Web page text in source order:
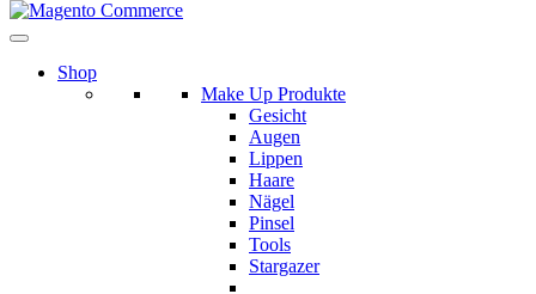
Shop
Make Up Produkte
Gesicht
Augen
Lippen
Haare
Nägel
Pinsel
Tools
Stargazer